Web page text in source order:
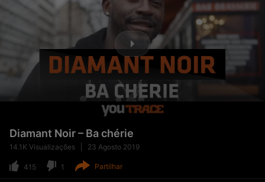
Diamant Noir – Ba chérie
14.1K Visualizações 23 Agosto 2019
415 1 Partilhar